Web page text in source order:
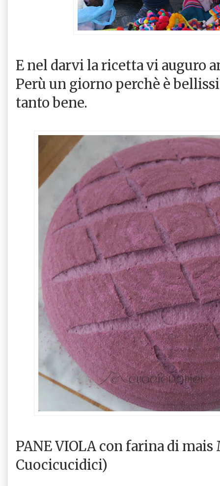
E nel darvi la ricetta vi auguro
Perù un giorno perchè è
tanto bene.
PANE VIOLA con farina di
Cuocicucidici)